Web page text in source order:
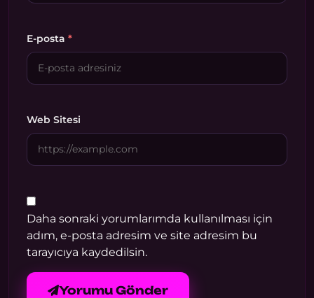
E-posta *
Web Sitesi
Daha sonraki yorumlarımda kullanılması için
adım, e-posta adresim ve site adresim bu
tarayıcıya kaydedilsin.
Yorumu Gönder